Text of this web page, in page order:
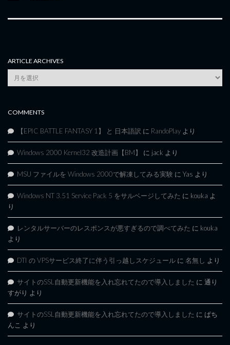
ARTICLE ARCHIVES
Article
Archives
COMMENTS
【EPIC BATTLE FANTASY 1】 と 日本語訳 に RandoPlay より
Windows 2000 Kernel32 改造計画【BM】 に jack より
MSU ファイルを Windows 2000で解凍してみる実験 に Yas より
Windows NT 3.51 Service Pack 5 をサルベージしてみた に kouka よ
り
レンタルサーバーのレスポンスが悪すぎるので調べてみた に kouka
より
DTI の VPSサービス終了に伴う引っ越しスケジュール に 名無し より
サイトのSSL自動更新機能を入れ忘れてたので導入しました に 通り
すがり より
サイトのSSL自動更新機能を入れ忘れてたので導入しました に ぱち
んこ より